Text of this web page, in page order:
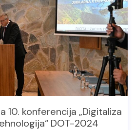
10. konferencija „Digitaliza
DOT-2024